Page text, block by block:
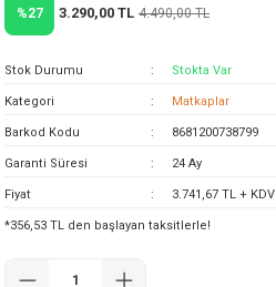
Makinesi
Testereler
%27 3.290,00 TL 4.490,00 TL
Stok Durumu Stokta Var
Kategori Matkaplar
Barkod Kodu 8681200738799
Garanti Süresi 24 Ay
Fiyat 3.741,67 TL + KDV
*356,53 TL den başlayan taksitlerle!